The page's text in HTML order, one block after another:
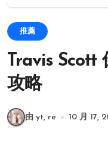
推薦
Travis Scott
攻略
由 yt, re 10 月 17,